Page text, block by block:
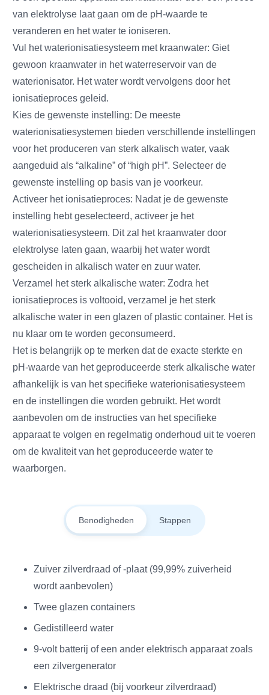
van elektrolyse laat gaan om de pH-waarde te
veranderen en het water te ioniseren.
Vul het waterionisatiesysteem met kraanwater: Giet
gewoon kraanwater in het waterreservoir van de
waterionisator. Het water wordt vervolgens door het
ionisatieproces geleid.
Kies de gewenste instelling: De meeste
waterionisatiesystemen bieden verschillende instellingen
voor het produceren van sterk alkalisch water, vaak
aangeduid als “alkaline” of “high pH”. Selecteer de
gewenste instelling op basis van je voorkeur.
Activeer het ionisatieproces: Nadat je de gewenste
instelling hebt geselecteerd, activeer je het
waterionisatiesysteem. Dit zal het kraanwater door
elektrolyse laten gaan, waarbij het water wordt
gescheiden in alkalisch water en zuur water.
Verzamel het sterk alkalische water: Zodra het
ionisatieproces is voltooid, verzamel je het sterk
alkalische water in een glazen of plastic container. Het is
nu klaar om te worden geconsumeerd.
Het is belangrijk op te merken dat de exacte sterkte en
pH-waarde van het geproduceerde sterk alkalische water
afhankelijk is van het specifieke waterionisatiesysteem
en de instellingen die worden gebruikt. Het wordt
aanbevolen om de instructies van het specifieke
apparaat te volgen en regelmatig onderhoud uit te voeren
om de kwaliteit van het geproduceerde water te
waarborgen.
Benodigheden Stappen
Zuiver zilverdraad of -plaat (99,99% zuiverheid
wordt aanbevolen)
Twee glazen containers
Gedistilleerd water
9-volt batterij of een ander elektrisch apparaat zoals
een zilvergenerator
Elektrische draad (bij voorkeur zilverdraad)